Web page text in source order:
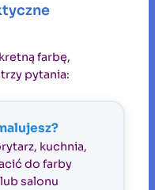
farbę,
pytania:
kuchnia,
do farby
salonu